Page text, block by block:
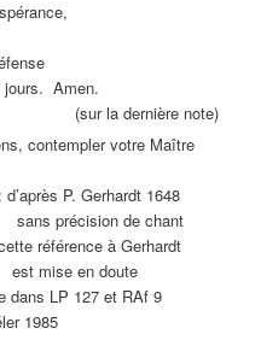
Amen.
note)
votre Maître
Gerhardt 1648
de chant
à Gerhardt
doute
127 et RAf 9